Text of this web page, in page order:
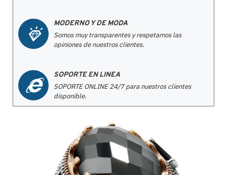
MODERNO Y DE MODA
Somos muy transparentes y respetamos las
opiniones de nuestros clientes.
SOPORTE EN LINEA
SOPORTE ONLINE 24/7 para nuestros clientes
disponible.